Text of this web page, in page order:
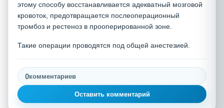
этому способу восстанавливается адекватный мозговой
кровоток, предотвращается послеоперационный
тромбоз и рестеноз в прооперированной зоне.
Такие операции проводятся под общей анестезией.
0комментариев
Оставить комментарий